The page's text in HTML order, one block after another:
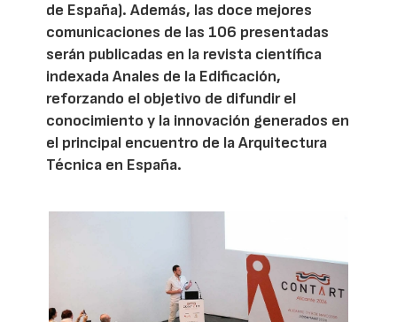
de España). Además, las doce mejores
comunicaciones de las 106 presentadas
serán publicadas en la revista científica
indexada Anales de la Edificación,
reforzando el objetivo de difundir el
conocimiento y la innovación generados en
el principal encuentro de la Arquitectura
Técnica en España.